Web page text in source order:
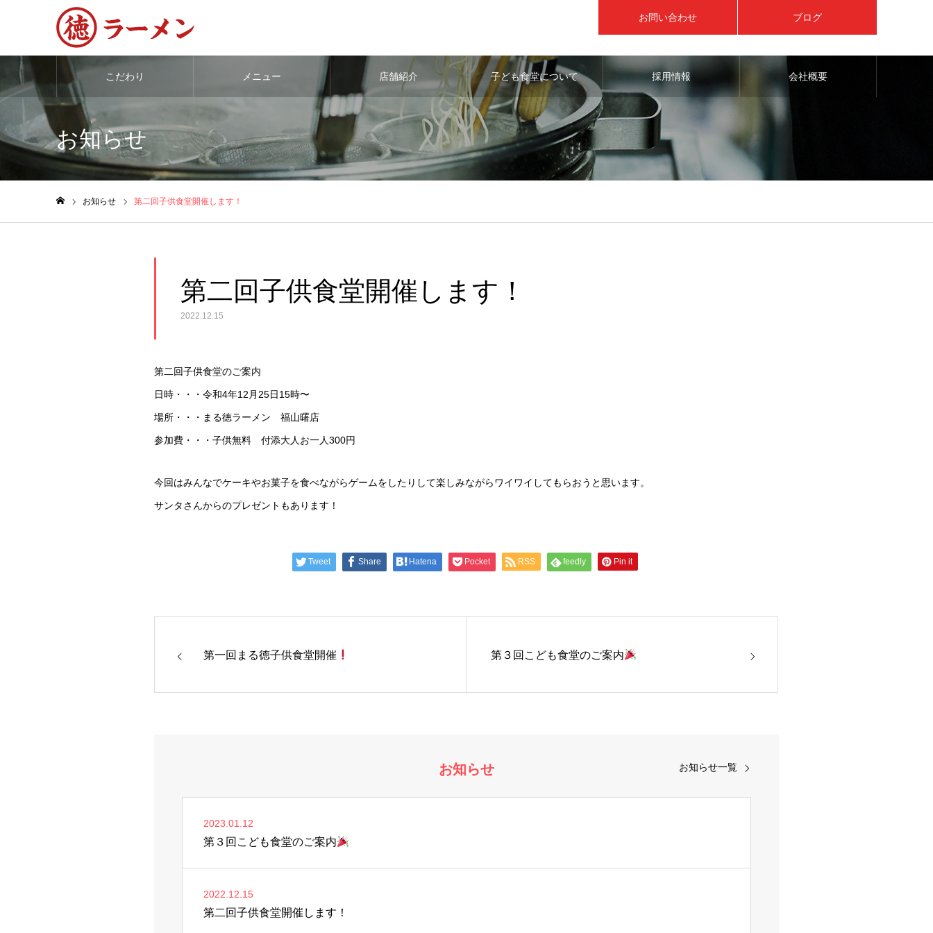
お問い合わせ ブログ
こだわり メニュー 店舗紹介 子ども食堂について 採用情報 会社概要
お知らせ
お知らせ 第二回子供食堂開催します！
第二回子供食堂開催します！
2022.12.15
第二回子供食堂のご案内
日時・・・令和4年12月25日15時〜
場所・・・まる徳ラーメン 福山曙店
参加費・・・子供無料 付添大人お一人300円
今回はみんなでケーキやお菓子を食べながらゲームをしたりして楽しみながらワイワイしてもらおうと思います。
サンタさんからのプレゼントもあります！
Tweet Share Hatena Pocket RSS feedly Pin it
第一回まる徳子供食堂開催 第３回こども食堂のご案内
お知らせ
2023.01.12
第３回こども食堂のご案内
2022.12.15
第二回子供食堂開催します！
お知らせ一覧